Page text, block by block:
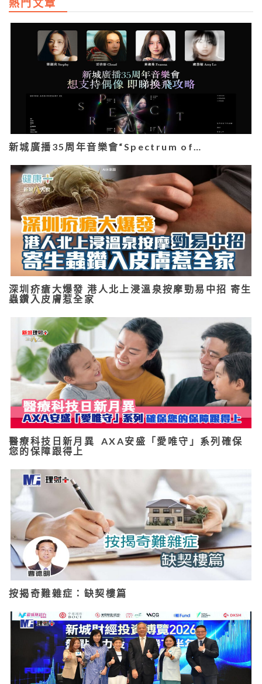
新城廣播35周年音樂會“Spectrum of…
深圳疥瘡大爆發 港人北上浸溫泉按摩勁易中招 寄生
蟲鑽入皮膚惹全家
醫療科技日新月異 AXA安盛「愛唯守」系列確保
您的保障跟得上
按揭奇難雜症：缺契樓篇